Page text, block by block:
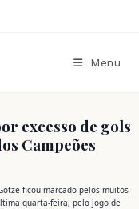
Menu
excesso de gols
Campeões
ficou marcado pelos muitos
quarta-feira, pelo jogo de